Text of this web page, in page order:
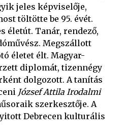
jeles képviselője,
töltötte be 95. évét.
életút. Tanár, rendező,
Megszállott
életet élt. Magyar-
diplomát, tizennégy
dolgozott. A tanítás
József Attila Irodalmi
szerkesztője. A
Debrecen kulturális